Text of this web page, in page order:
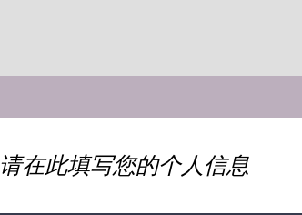
​请在此填写您的个人信息